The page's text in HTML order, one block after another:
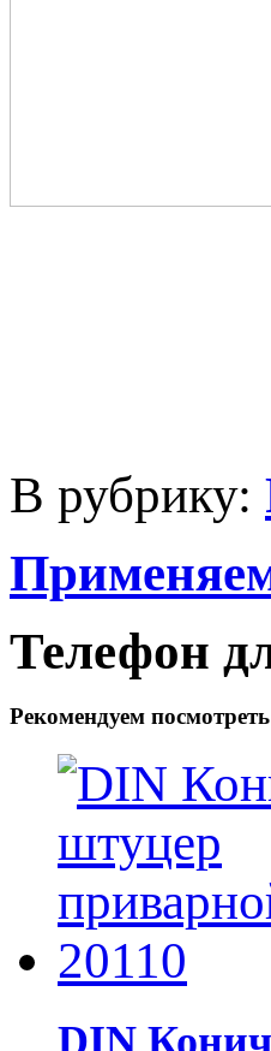
В рубрику:
Телефон
Рекомендуем посмотреть